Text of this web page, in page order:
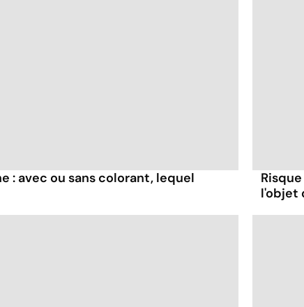
: avec ou sans colorant, lequel
l'objet